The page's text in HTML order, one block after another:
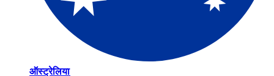
ऑस्ट्रेलिया​​